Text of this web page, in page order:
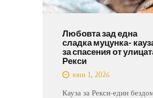
Любовта зад една
сладка муцунка-
за спасения от
Рекси
юни 1, 2026
Кауза за Рекси-един